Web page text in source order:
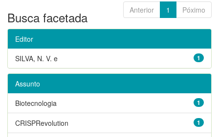
Anterior 1 Póximo
Busca facetada
Editor
1
SILVA, N. V. e
Assunto
1
Biotecnologia
1
CRISPRevolution